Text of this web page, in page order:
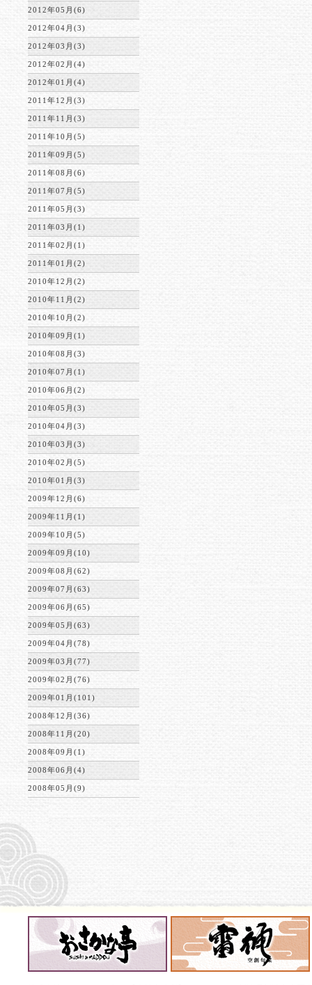
2012年05月(6)
2012年04月(3)
2012年03月(3)
2012年02月(4)
2012年01月(4)
2011年12月(3)
2011年11月(3)
2011年10月(5)
2011年09月(5)
2011年08月(6)
2011年07月(5)
2011年05月(3)
2011年03月(1)
2011年02月(1)
2011年01月(2)
2010年12月(2)
2010年11月(2)
2010年10月(2)
2010年09月(1)
2010年08月(3)
2010年07月(1)
2010年06月(2)
2010年05月(3)
2010年04月(3)
2010年03月(3)
2010年02月(5)
2010年01月(3)
2009年12月(6)
2009年11月(1)
2009年10月(5)
2009年09月(10)
2009年08月(62)
2009年07月(63)
2009年06月(65)
2009年05月(63)
2009年04月(78)
2009年03月(77)
2009年02月(76)
2009年01月(101)
2008年12月(36)
2008年11月(20)
2008年09月(1)
2008年06月(4)
2008年05月(9)